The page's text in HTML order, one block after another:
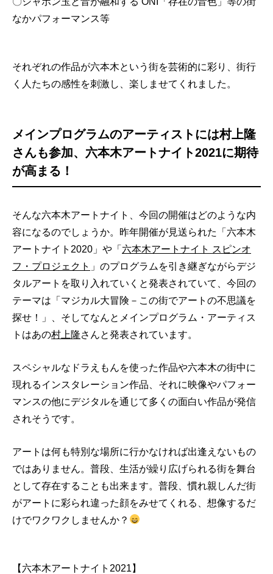
なかパフォーマンス等
それぞれの作品が六本木という街を芸術的に彩り、街行
く人たちの感性を刺激し、楽しませてくれました。
メインプログラムのアーティストには村上隆
さんも参加、六本木アートナイト2021に期待
が高まる！
そんな六本木アートナイト、今回の開催はどのような内
容になるのでしょうか。昨年開催が見送られた「六本木
アートナイト2020」や「 六本木アートナイト スピンオ
フ・プロジェクト 」のプログラムを引き継ぎながらデジ
タルアートを取り入れていくと発表されていて、今回の
テーマは「マジカル大冒険－この街でアートの不思議を
探せ！」、そしてなんとメインプログラム・アーティス
トはあの村上隆さんと発表されています。
スペシャルなドラえもんを使った作品や六本木の街中に
現れるインスタレーション作品、それに映像やパフォー
マンスの他にデジタルを通じて多くの面白い作品が発信
されそうです。
アートは何も特別な場所に行かなければ出逢えないもの
ではありません。普段、生活が繰り広げられる街を舞台
として存在することも出来ます。普段、慣れ親しんだ街
がアートに彩られ違った顔をみせてくれる、想像するだ
けでワクワクしませんか？
【六本木アートナイト2021】